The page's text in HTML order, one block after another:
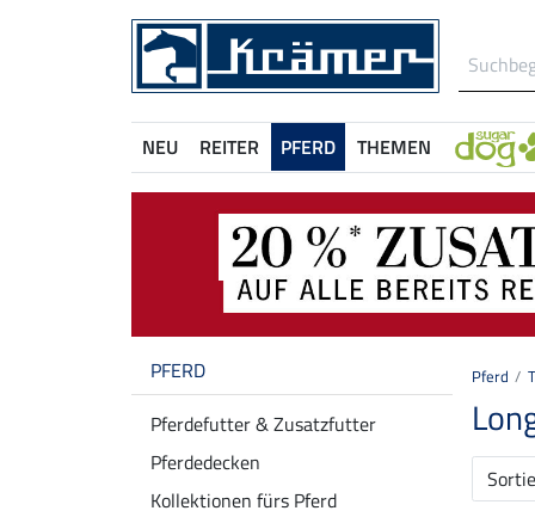
NEU REITER PFERD THEMEN
PFERD
Pferdefutter & Zusatzfutter
Pferdedecken
Kollektionen fürs Pferd
Pferd